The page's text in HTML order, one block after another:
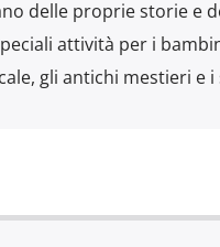
delle proprie storie e
attività per i
gli antichi mestieri e